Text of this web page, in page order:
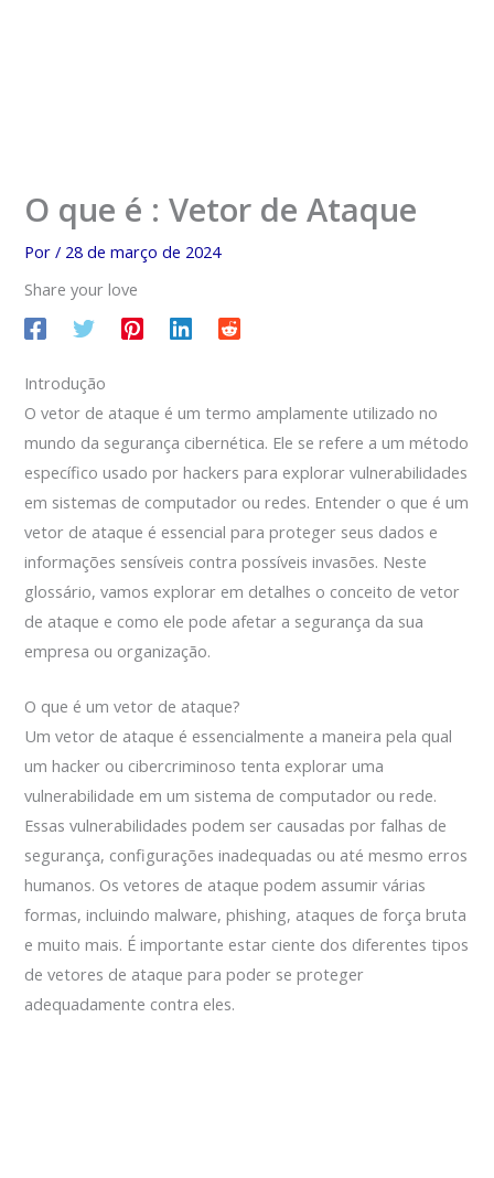
O que é : Vetor de Ataque
Por/ 28 de março de 2024
Share your love
Introdução
O vetor de ataque é um termo amplamente utilizado no
mundo da segurança cibernética. Ele se refere a um método
específico usado por hackers para explorar vulnerabilidades
em sistemas de computador ou redes. Entender o que é um
vetor de ataque é essencial para proteger seus dados e
informações sensíveis contra possíveis invasões. Neste
glossário, vamos explorar em detalhes o conceito de vetor
de ataque e como ele pode afetar a segurança da sua
empresa ou organização.
O que é um vetor de ataque?
Um vetor de ataque é essencialmente a maneira pela qual
um hacker ou cibercriminoso tenta explorar uma
vulnerabilidade em um sistema de computador ou rede.
Essas vulnerabilidades podem ser causadas por falhas de
segurança, configurações inadequadas ou até mesmo erros
humanos. Os vetores de ataque podem assumir várias
formas, incluindo malware, phishing, ataques de força bruta
e muito mais. É importante estar ciente dos diferentes tipos
de vetores de ataque para poder se proteger
adequadamente contra eles.